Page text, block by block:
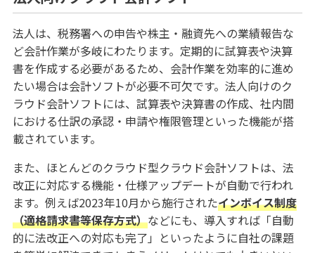
法人は、税務署への申告や株主・融資先への業績報告な
ど会計作業が多岐にわたります。定期的に試算表や決算
書を作成する必要があるため、会計作業を効率的に進め
たい場合は会計ソフトが必要不可欠です。法人向けのク
ラウド会計ソフトには、試算表や決算書の作成、社内間
における仕訳の承認・申請や権限管理といった機能が搭
載されています。
また、ほとんどのクラウド型クラウド会計ソフトは、法
改正に対応する機能・仕様アップデートが自動で行われ
ます。例えば2023年10月から施行されたインボイス制度
（適格請求書等保存方式）などにも、導入すれば「自動
的に法改正への対応も完了」といったように自社の課題